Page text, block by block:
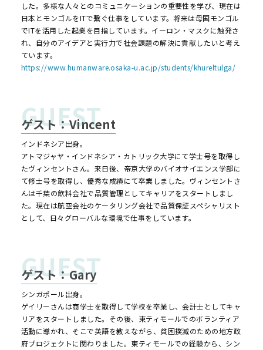
した。多様な人々とのコミュニケーションの重要性を学び、現在は
日本とモンゴルをITで繋ぐ仕事をしています。将来は母国モンゴル
でITを活用した起業を目指しています。イーロン・マスクに触発さ
れ、自分のアイデアと実行力で社会課題の解決に貢献したいと考え
ています。
https://www.humanware.osaka-u.ac.jp/students/khureltulga/
ゲスト：Vincent
インドネシア出身。
アトマジャヤ・インドネシア・カトリック大学にて学士号を取得し
たヴィンセントさん。来日後、帝京大学のバイオサイエンス学部に
て修士号を取得し、優秀な成績にて卒業しました。ヴィンセントさ
んは千葉の飲料会社で品質管理としてキャリアをスタートしまし
た。現在は航空会社のケータリング会社で品質保証スペシャリスト
として、日々グローバルな環境で仕事をしています。
ゲスト：Gary
シンガポール出身。
ゲイリーさんは商学士を取得して学校を卒業し、会計士としてキャ
リアをスタートしました。その後、東ティモールでのボランティア
活動に導かれ、そこで英語を教えながら、貧困撲滅のための地方政
府プロジェクトに関わりました。東ティモールでの経験から、シン